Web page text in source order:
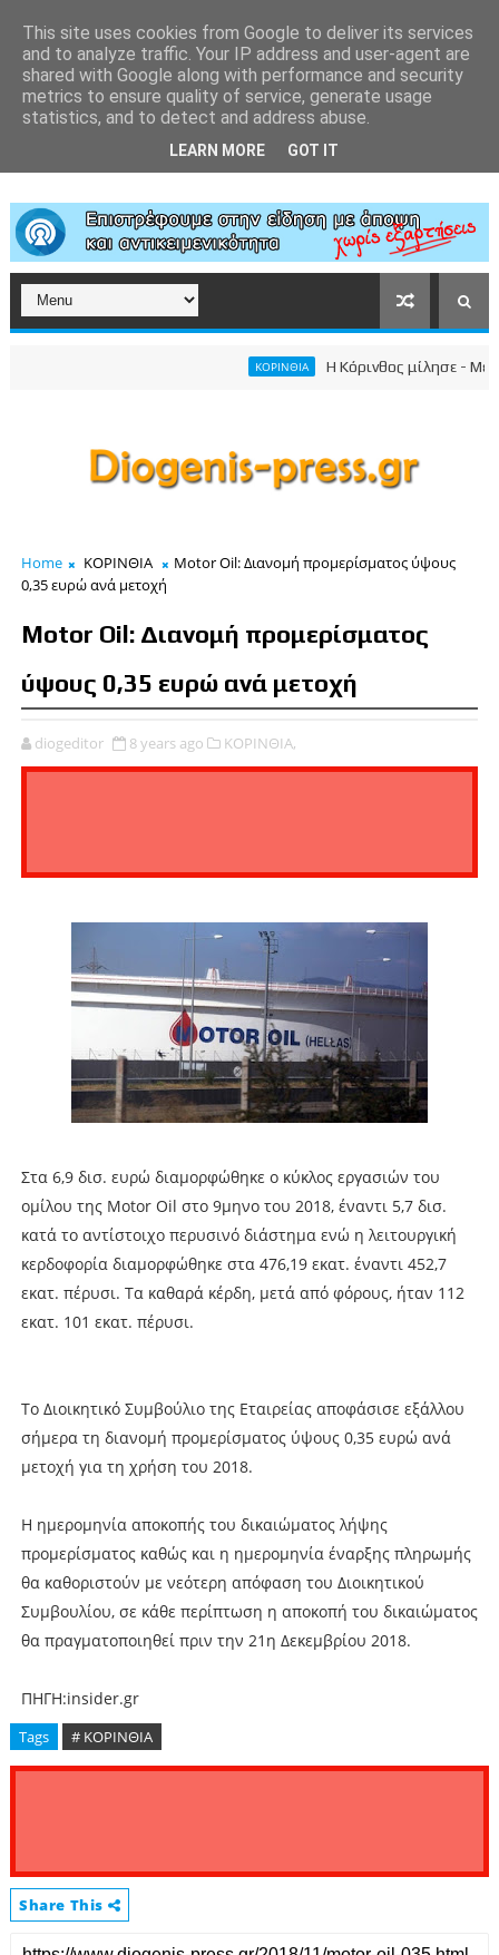
ΚΟΡΙΝΘΙΑ Η Κόρινθος μίλησε -
Home ΚΟΡΙΝΘΙΑ
Motor Oil: Διανομή προμερίσματος ύψους
0,35 ευρώ ανά μετοχή
Motor Oil: Διανομή προμερίσματος
ύψους 0,35 ευρώ ανά μετοχή
diogeditor 8 years ago ΚΟΡΙΝΘΙΑ,
Στα 6,9 δισ. ευρώ διαμορφώθηκε ο κύκλος εργασιών του
ομίλου της Motor Oil στο 9μηνο του 2018, έναντι 5,7 δισ.
κατά το αντίστοιχο περυσινό διάστημα ενώ η λειτουργική
κερδοφορία διαμορφώθηκε στα 476,19 εκατ. έναντι 452,7
εκατ. πέρυσι. Τα καθαρά κέρδη, μετά από φόρους, ήταν 112
εκατ. 101 εκατ. πέρυσι.
Το Διοικητικό Συμβούλιο της Εταιρείας αποφάσισε εξάλλου
σήμερα τη διανομή προμερίσματος ύψους 0,35 ευρώ ανά
μετοχή για τη χρήση του 2018.
Η ημερομηνία αποκοπής του δικαιώματος λήψης
προμερίσματος καθώς και η ημερομηνία έναρξης πληρωμής
θα καθοριστούν με νεότερη απόφαση του Διοικητικού
Συμβουλίου, σε κάθε περίπτωση η αποκοπή του δικαιώματος
θα πραγματοποιηθεί πριν την 21η Δεκεμβρίου 2018.
ΠΗΓΗ:insider.gr
Tags # ΚΟΡΙΝΘΙΑ
Share This
This site uses cookies from Google to deliver its services
and to analyze traffic. Your IP address and user-agent are
shared with Google along with performance and security
metrics to ensure quality of service, generate usage
statistics, and to detect and address abuse.
LEARN MORE GOT IT